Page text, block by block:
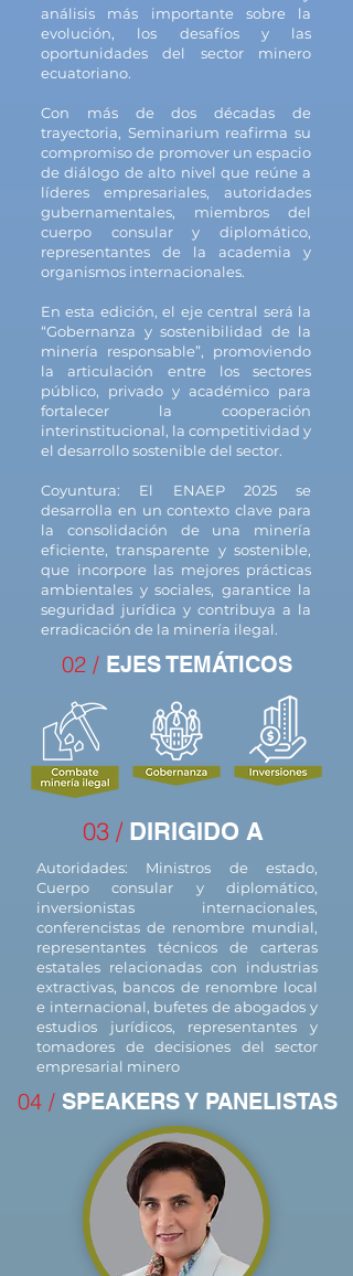
análisis más importante sobre la
evolución, los desafíos y las
oportunidades del sector minero
ecuatoriano.
Con más de dos décadas de
trayectoria, Seminarium reafirma su
compromiso de promover un espacio
de diálogo de alto nivel que reúne a
líderes empresariales, autoridades
gubernamentales, miembros del
cuerpo consular y diplomático,
representantes de la academia y
organismos internacionales.
En esta edición, el eje central será la
“Gobernanza y sostenibilidad de la
minería responsable”, promoviendo
la articulación entre los sectores
público, privado y académico para
fortalecer la cooperación
interinstitucional, la competitividad y
el desarrollo sostenible del sector.
Coyuntura: El ENAEP 2025 se
desarrolla en un contexto clave para
la consolidación de una minería
eficiente, transparente y sostenible,
que incorpore las mejores prácticas
ambientales y sociales, garantice la
seguridad jurídica y contribuya a la
erradicación de la minería ilegal.
02 / EJES TEMÁTICOS
03 / DIRIGIDO A
Autoridades: Ministros de estado,
Cuerpo consular y diplomático,
inversionistas internacionales,
conferencistas de renombre mundial,
representantes técnicos de carteras
estatales relacionadas con industrias
extractivas, bancos de renombre local
e internacional, bufetes de abogados y
estudios jurídicos, rep resentantes y
tomadores de decisiones del sector
empresarial minero
04 / SPEAKERS Y PANELISTAS